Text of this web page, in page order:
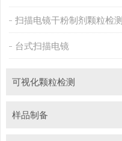
扫描电镜干粉制剂颗粒检测
台式扫描电镜
可视化颗粒检测
样品制备